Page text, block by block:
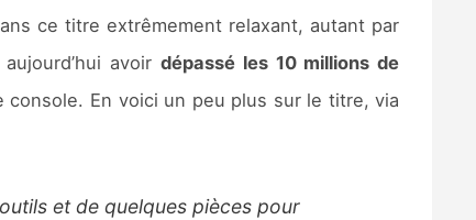
ce titre extrêmement relaxant, autant par
avoir dépassé les 10 millions de
En voici un peu plus sur le titre, via
et de quelques pièces pour